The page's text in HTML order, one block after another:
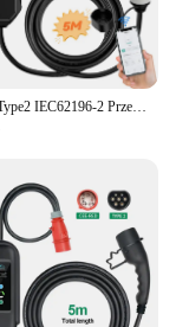
AFYEEV Type2 IEC62196-2 Przenośna ładowarka samochodowa 11KW 3-fazowa ładowarka samochodowa Wi-Fi Bluetooth APP Control Wtyczka CEE do pojazdu elektrycznego